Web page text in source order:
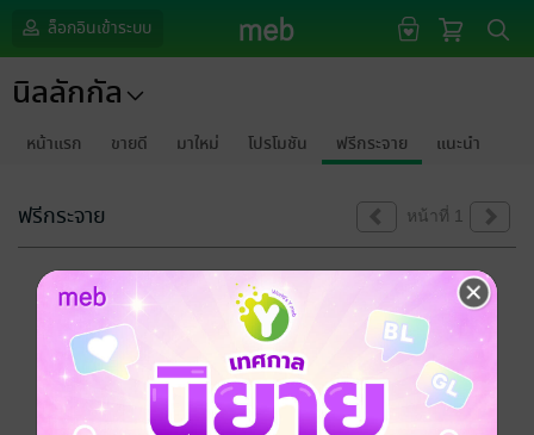
ล็อกอินเข้าระบบ
นิลลักกัล
หน้าแรก ขายดี มาใหม่ โปรโมชัน ฟรีกระจาย แนะนำ
ฟรีกระจาย หน้าที่ 1
ขออภัยด้วยนะคะ
ไม่พบข้อมูลในหัวข้อที่คุณกำลังชมค่ะ